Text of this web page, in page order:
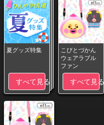
夏グッズ特集
すべて見る
こびとづかん
ウェアラブル
ファン
すべて見る